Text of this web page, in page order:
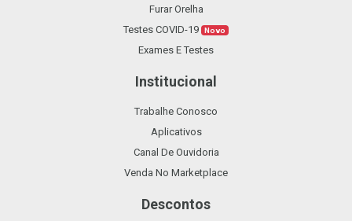
Furar Orelha
Testes COVID-19 Novo
Exames E Testes
Institucional
Trabalhe Conosco
Aplicativos
Canal De Ouvidoria
Venda No Marketplace
Descontos